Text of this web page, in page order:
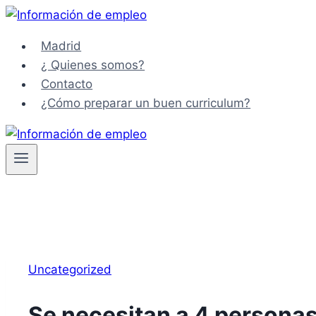
Saltar
contenidoMadrid
¿ Quienes somos?
Contacto
¿Cómo preparar un buen curriculum?
Uncategorized